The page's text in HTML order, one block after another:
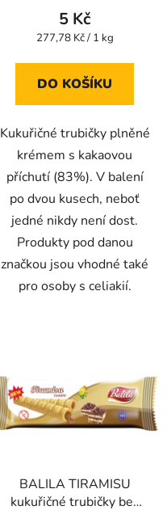
produktu
je
z
5 Kč
Měrná
277,78 Kč / 1 kg
DO KOŠÍKU
Kukuřičné trubičky plněné
krémem s kakaovou
příchutí (83%). V balení
po dvou kusech, neboť
jedné nikdy není dost.
Produkty pod danou
značkou jsou vhodné také
pro osoby s celiakií.
BALILA TIRAMISU
kukuřičné trubičky bez